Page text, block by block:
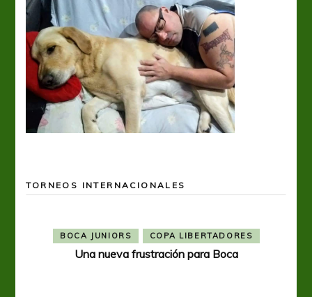
TORNEOS INTERNACIONALES
BOCA JUNIORS COPA LIBERTADORES
Una nueva frustración para Boca